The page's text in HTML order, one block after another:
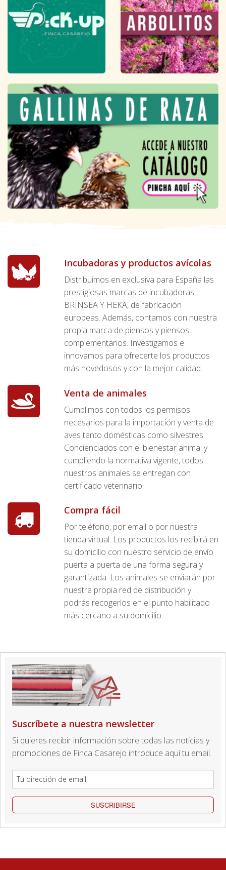
Incubadoras y productos avícolas
Distribuimos en exclusiva para España las
prestigiosas marcas de incubadoras
BRINSEA Y HEKA, de fabricación
europeas. Además, contamos con nuestra
propia marca de piensos y piensos
complementarios. Investigamos e
innovamos para ofrecerte los productos
más novedosos y con la mejor calidad.
Venta de animales
Cumplimos con todos los permisos
necesarios para la importación y venta de
aves tanto domésticas como silvestres.
Concienciados con el bienestar animal y
cumpliendo la normativa vigente, todos
nuestros animales se entregan con
certificado veterinario.
Compra fácil
Por teléfono, por email o por nuestra
tienda virtual. Los productos los recibirá en
su domicilio con nuestro servicio de envío
puerta a puerta de una forma segura y
garantizada. Los animales se enviarán por
nuestra propia red de distribución y
podrás recogerlos en el punto habilitado
más cercano a su domicilio.
Suscríbete a nuestra newsletter
Si quieres recibir información sobre todas las noticias y
promociones de Finca Casarejo introduce aquí tu email.
SUSCRIBIRSE